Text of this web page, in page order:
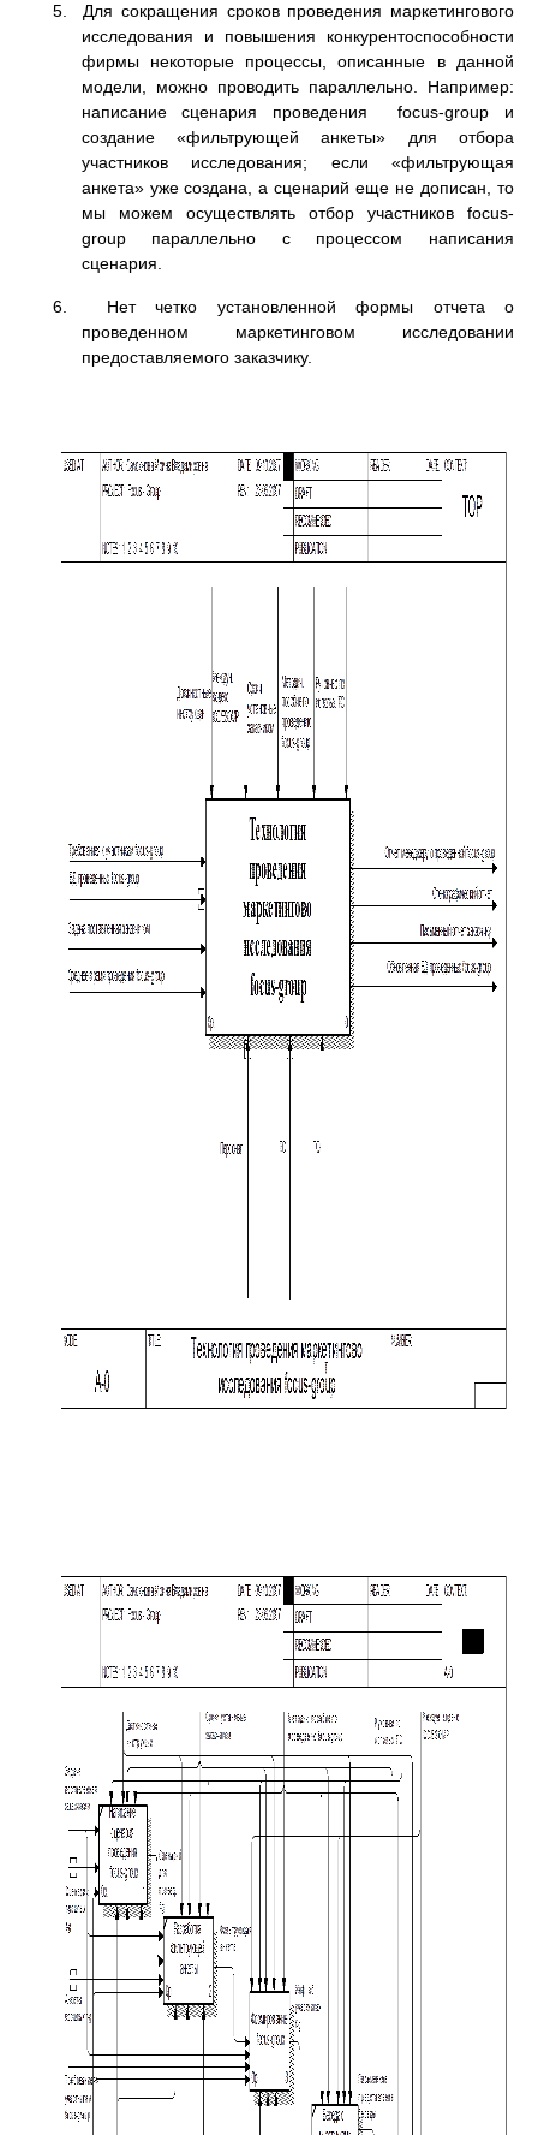
5. Для сокращения сроков проведения маркетингового
исследования и повышения конкурентоспособности
фирмы некоторые процессы, описанные в данной
модели, можно проводить параллельно. Например:
написание сценария проведения focus-group и
создание «фильтрующей анкеты» для отбора
участников исследования; если «фильтрующая
анкета» уже создана, а сценарий еще не дописан, то
мы можем осуществлять отбор участников focus-
group параллельно с процессом написания
сценария.
6. Нет четко установленной формы отчета о
проведенном маркетинговом исследовании
предоставляемого заказчику.